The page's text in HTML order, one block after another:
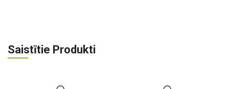
Saistītie Produkti